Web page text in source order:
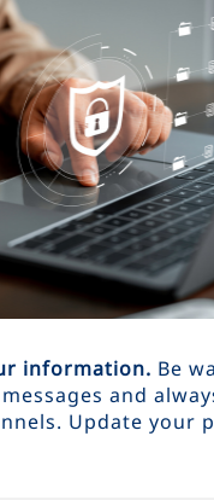
information. Be
and
Update your